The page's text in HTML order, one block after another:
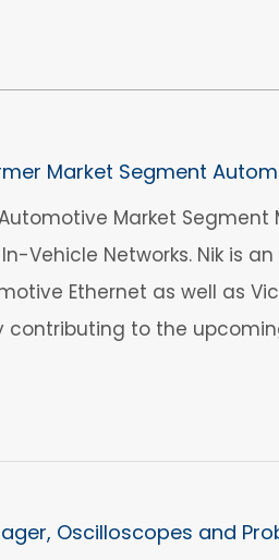
Market Segment
Market Segment
Vehicle Networks. Nik is
Ethernet as well as
to the
Oscilloscopes and